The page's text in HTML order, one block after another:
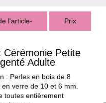
l'article- Prix
Cérémonie Petite
Adulte
: Perles en bois de 8
verre de 10 et 6 mm.
toutes entièrement